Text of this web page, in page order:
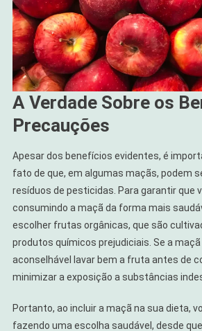
A Verdade Sobre os
Precauções
Apesar dos benefícios evidentes, é
fato de que, em algumas maçãs, podem
resíduos de pesticidas. Para garantir que
consumindo a maçã da forma mais
escolher frutas orgânicas, que são
produtos químicos prejudiciais. Se a
aconselhável lavar bem a fruta antes de
minimizar a exposição a substâncias
Portanto, ao incluir a maçã na sua dieta,
fazendo uma escolha saudável, desde